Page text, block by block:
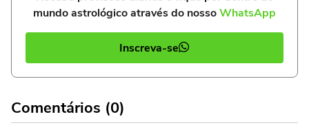
mundo astrológico através do nossoWhatsApp
Inscreva-se
Comentários (0)